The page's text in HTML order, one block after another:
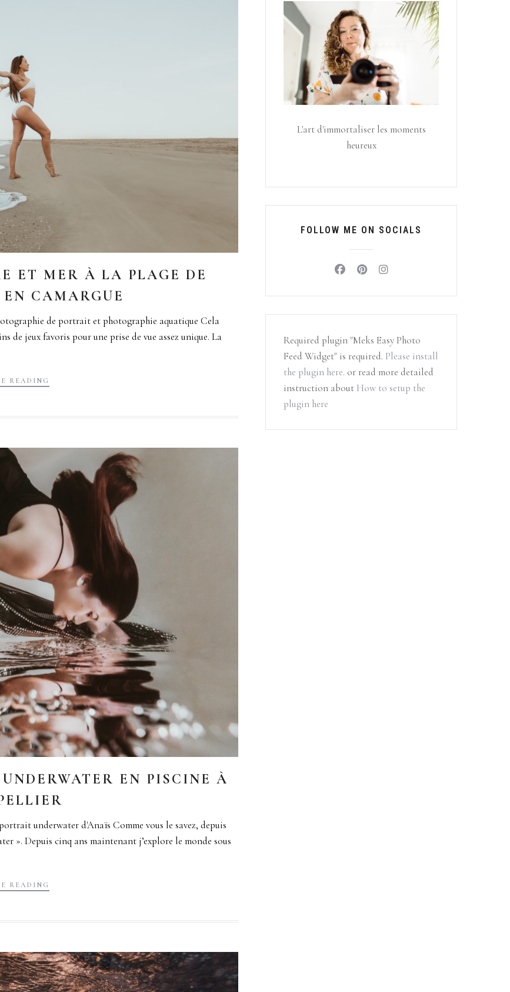
ET MER À LA PLAGE DE
EN CAMARGUE
de portrait et photographie aquatique Cela
de jeux favoris pour une prise de vue assez unique. La
READING
EN PISCINE À
underwater d'Anaïs Comme vous le savez, depuis
». Depuis cinq ans maintenant j’explore le monde sous
READING
L'art d'immortaliser les moments
heureux
FOLLOW ME ON SOCIALS
Required plugin "Meks Easy Photo
Feed Widget" is required. Please install
the plugin here. or read more detailed
instruction about How to setup the
plugin here